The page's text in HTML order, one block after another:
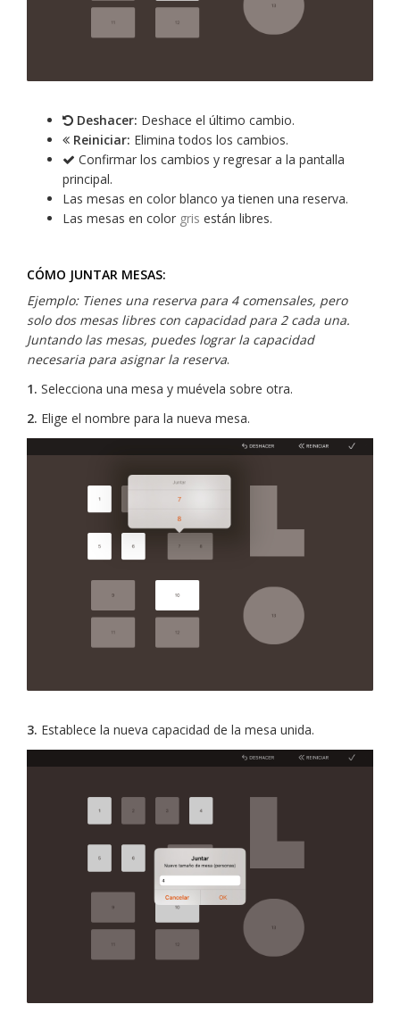
Deshacer: Deshace el último cambio.
Reiniciar: Elimina todos los cambios.
Confirmar los cambios y regresar a la pantalla
principal.
Las mesas en color blanco ya tienen una reserva.
Las mesas en color gris están libres.
CÓMO JUNTAR MESAS:
Ejemplo: Tienes una reserva para 4 comensales, pero
solo dos mesas libres con capacidad para 2 cada una.
Juntando las mesas, puedes lograr la capacidad
necesaria para asignar la reserva.
1. Selecciona una mesa y muévela sobre otra.
2. Elige el nombre para la nueva mesa.
3. Establece la nueva capacidad de la mesa unida.